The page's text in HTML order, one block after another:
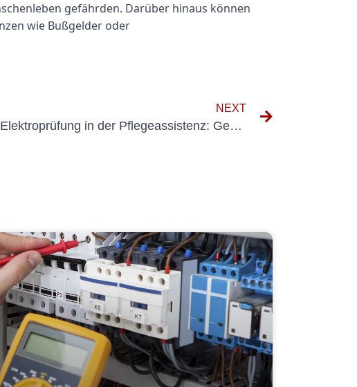
gefährden. Darüber hinaus können
wie Bußgelder oder
NEXT
Die Bedeutung der Elektroprüfung in der Pflegeassistenz: Gewährleistung von Sicherheit und Compliance